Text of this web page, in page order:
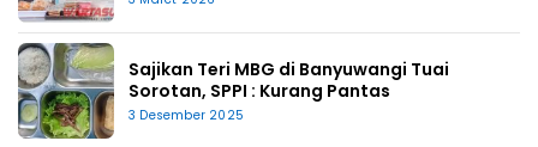
Sajikan Teri MBG di Banyuwangi Tuai
Sorotan, SPPI : Kurang Pantas
3 Desember 2025